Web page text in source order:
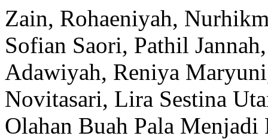
Zain, Rohaeniyah,
Sofian Saori, Pathil
Adawiyah, Reniya
Novitasari, Lira Sestina
Olahan Buah Pala